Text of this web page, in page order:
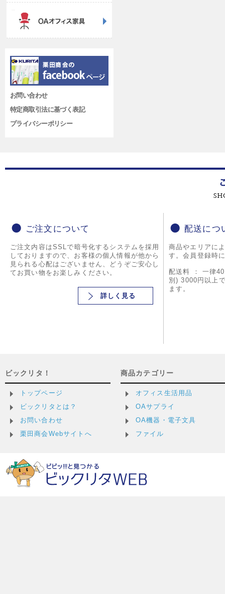
お問い合わせ
特定商取引法に基づく表記
プライバシーポリシー
ご注文について
ご注文内容はSSLで暗号化するシステムを採用
しておりますので、お客様の個人情報が他から
見られる心配はございません、どうぞご安心し
てお買い物をお楽しみください。
詳しく見る
配送につ
商品やエリアに
す。会員登録時
配送料 ： 一律
別) 3000円以上
ます。
ビックリタ！
トップページ
ビックリタとは？
お問い合わせ
栗田商会Webサイトへ
商品カテゴリー
オフィス生活用品
OAサプライ
OA機器・電子文具
ファイル